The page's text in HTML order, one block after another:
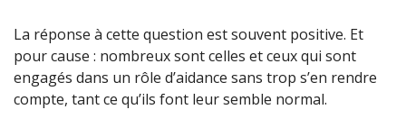
La réponse à cette question est souvent positive. Et
pour cause : nombreux sont celles et ceux qui sont
engagés dans un rôle d’aidance sans trop s’en rendre
compte, tant ce qu’ils font leur semble normal.